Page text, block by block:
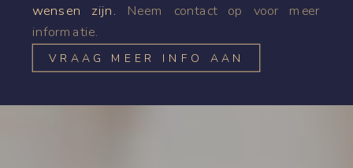
VRAAG MEER INFO AAN
wensen zijn. Neem contact op voor meer
informatie.